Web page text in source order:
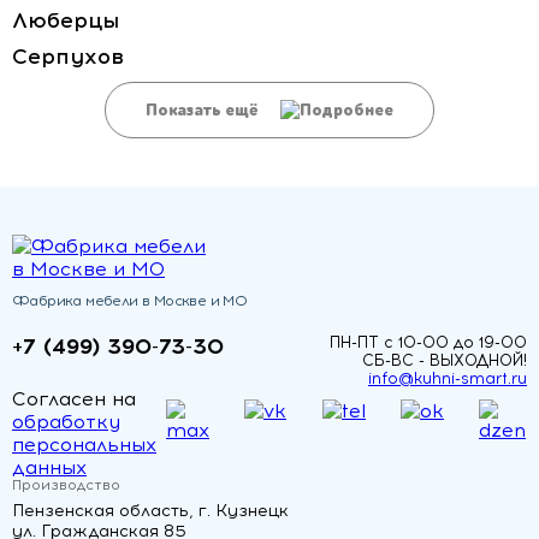
Люберцы
Серпухов
Показать ещё
Фабрика мебели в Москве и МО
+7 (499) 390-73-30
ПН-ПТ с 10-00 до 19-00
СБ-ВС - ВЫХОДНОЙ!
info@kuhni-smart.ru
Согласен на
обработку
персональных
данных
Производство
Пензенская область, г. Кузнецк
ул. Гражданская 85